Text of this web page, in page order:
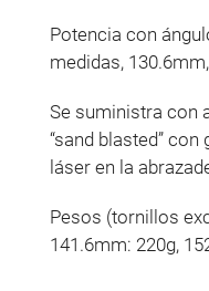
Potencia con ángulo de 27.8º y disponible en cuatro
medidas,
Se suministra con acabado anodizado en negro tipo
“sand blasted”
láser en la
Pesos (tornillos excluídos): 130.6mm: 213g,
141.6mm: 220g,